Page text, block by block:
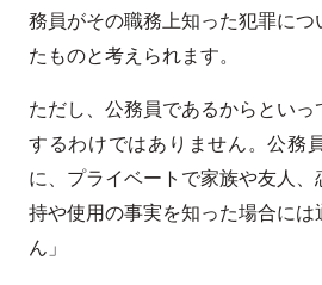
務員がその職務上知った犯罪に
たものと考えられます。
ただし、公務員であるからとい
するわけではありません。公務
に、プライベートで家族や友人
持や使用の事実を知った場合に
ん」